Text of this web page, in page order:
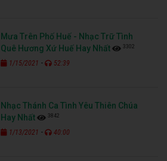
Mưa Trên Phố Huế - Nhạc Trữ Tình
Quê Hương Xứ Huế Hay Nhất
3302
1/15/2021 - 52:39
Nhạc Thánh Ca Tình Yêu Thiên Chúa
Hay Nhất
3842
1/13/2021 - 40:00